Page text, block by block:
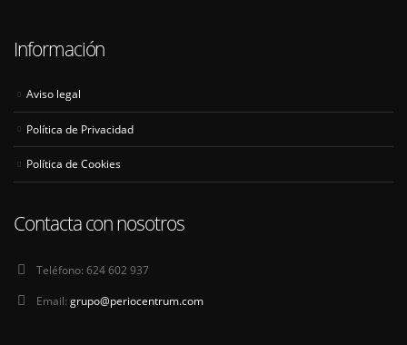
Información
Aviso legal
Política de Privacidad
Política de Cookies
Contacta con nosotros
Teléfono: 624 602 937
Email: grupo@periocentrum.com